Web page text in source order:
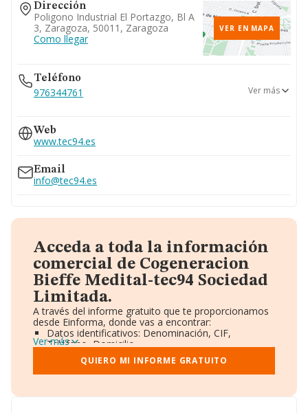
Dirección
Poligono Industrial El Portazgo, Bl A
3, Zaragoza, 50011, Zaragoza
Como llegar
VER EN MAPA
Teléfono
976344761
974483714
Ver más
Web
www.tec94.es
Email
info@tec94.es
Acceda a toda la información
comercial de Cogeneracion
Bieffe Medital-tec94 Sociedad
Limitada.
A través del informe gratuito que te proporcionamos
desde Einforma, donde vas a encontrar:
Datos identificativos: Denominación, CIF,
Teléfono, Domicilio.
Informe Mercantil Completo (BORME).
Gráficos de Evolución Ventas y Empleados.
Consejo de Administración y Administradores.
Accionistas.
Ver más
QUIERO MI INFORME GRATUITO